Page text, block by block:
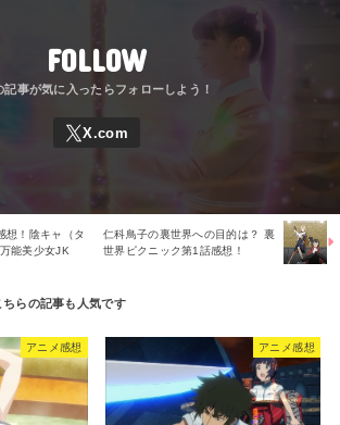
FOLLOW
想！陰キャ（タ
能美少女JK
仁科鳥子の裏世界への目的は？ 裏
世界ピクニック第1話感想！
アニメ感想 アニメ感想